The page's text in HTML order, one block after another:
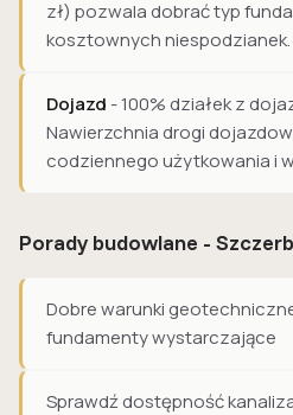
zł) pozwala dobrać typ
kosztownych niespodzianek.
Dojazd - 100% działek z
Nawierzchnia drogi
codziennego użytkowania i
Porady budowlane -
Dobre warunki
fundamenty wystarczające
Sprawdź dostępność